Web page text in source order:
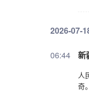
2026-07-
06:44 新
人
奇